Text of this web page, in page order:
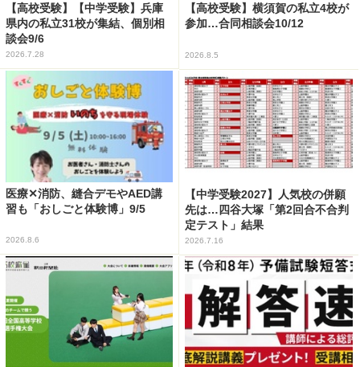
【高校受験】【中学受験】兵庫
県内の私立31校が集結、個別相
談会9/6
2026.7.28
【高校受験】横須賀の私立4校が
参加…合同相談会10/12
2026.8.5
医療✕消防、縫合デモやAED講
習も「おしごと体験博」9/5
2026.8.6
【中学受験2027】人気校の併願
先は…四谷大塚「第2回合不合判
定テスト」結果
2026.7.16